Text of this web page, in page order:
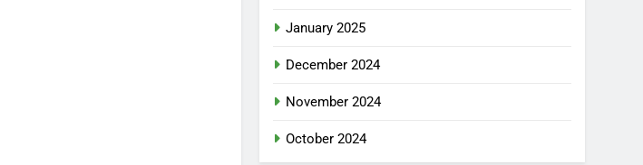
January 2025
December 2024
November 2024
October 2024